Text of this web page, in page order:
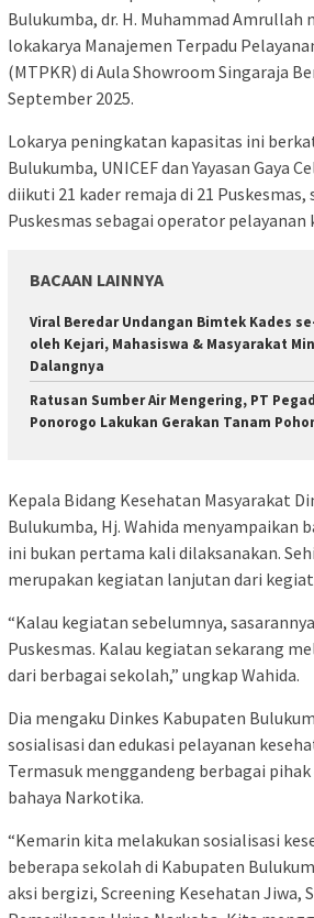
Bulukumba, dr. H. Muhammad Amrullah
lokakarya Manajemen Terpadu
(MTPKR) di Aula Showroom Singaraja
September 2025.
Lokarya peningkatan kapasitas ini
Bulukumba, UNICEF dan Yayasan Gaya
diikuti 21 kader remaja di 21 Puskesmas,
Puskesmas sebagai operator pelayanan
BACAAN LAINNYA
Viral Beredar Undangan Bimtek Kades
oleh Kejari, Mahasiswa & Masyarakat
Dalangnya
Ratusan Sumber Air Mengering, PT
Ponorogo Lakukan Gerakan Tanam
Kepala Bidang Kesehatan Masyarakat
Bulukumba, Hj. Wahida menyampaikan
ini bukan pertama kali dilaksanakan.
merupakan kegiatan lanjutan dari
“Kalau kegiatan sebelumnya,
Puskesmas. Kalau kegiatan sekarang
dari berbagai sekolah,” ungkap Wahida.
Dia mengaku Dinkes Kabupaten
sosialisasi dan edukasi pelayanan
Termasuk menggandeng berbagai
bahaya Narkotika.
“Kemarin kita melakukan sosialisasi
beberapa sekolah di Kabupaten
aksi bergizi, Screening Kesehatan Jiwa,